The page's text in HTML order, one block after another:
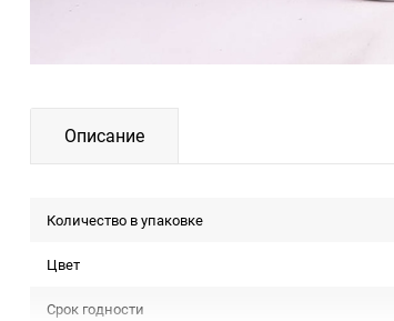
Описание
Количество в упаковке
Цвет
Срок годности